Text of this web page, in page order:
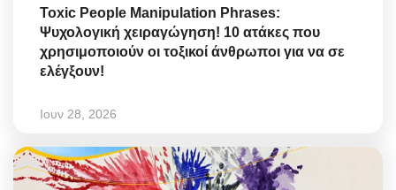
Toxic People Manipulation Phrases:
Ψυχολογική χειραγώγηση! 10 ατάκες που
χρησιμοποιούν οι τοξικοί άνθρωποι για να σε
ελέγξουν!
Ιουν 28, 2026